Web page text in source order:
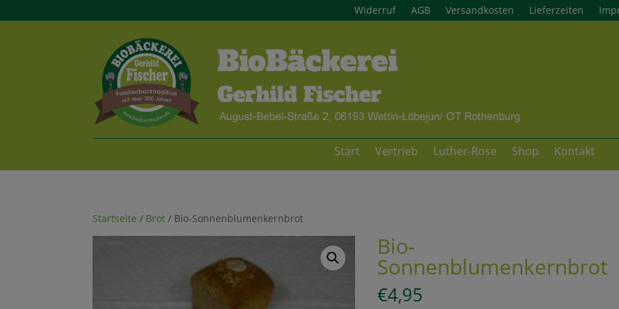
Widerruf AGB Versandkosten Lieferzeiten
Start Vertrieb Luther-Rose Shop Kontakt
Startseite / Brot / Bio-Sonnenblumenkernbrot
Bio-
Sonnenblumenkernbrot
€4,95